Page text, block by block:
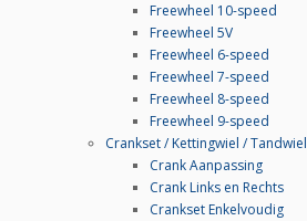
Freewheel 10-speed
Freewheel 5V
Freewheel 6-speed
Freewheel 7-speed
Freewheel 8-speed
Freewheel 9-speed
Crankset / Kettingwiel / Tandwiel
Crank Aanpassing
Crank Links en Rechts
Crankset Enkelvoudig